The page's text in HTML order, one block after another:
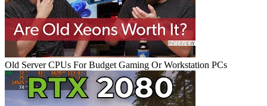
Old Server CPUs For Budget Gaming Or Workstation PCs